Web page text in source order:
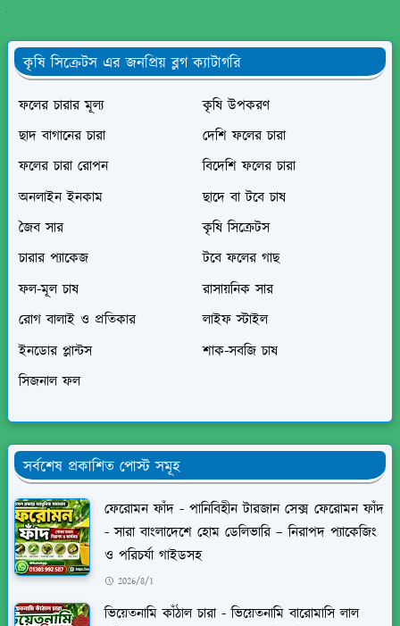
কৃষি সিক্রেটস এর জনপ্রিয় ব্লগ ক্যাটাগরি
ফলের চারার মূল্য
কৃষি উপকরণ
ছাদ বাগানের চারা
দেশি ফলের চারা
ফলের চারা রোপন
বিদেশি ফলের চারা
অনলাইন ইনকাম
ছাদে বা টবে চাষ
জৈব সার
কৃষি সিক্রেটস
চারার প্যাকেজ
টবে ফলের গাছ
ফল-মূল চাষ
রাসায়নিক সার
রোগ বালাই ও প্রতিকার
লাইফ স্টাইল
ইনডোর প্লান্টস
শাক-সবজি চাষ
সিজনাল ফল
সর্বশেষ প্রকাশিত পোস্ট সমূহ
ফেরোমন ফাঁদ - পানিবিহীন টারজান সেক্স ফেরোমন ফাঁদ
- সারা বাংলাদেশে হোম ডেলিভারি – নিরাপদ প্যাকেজিং
ও পরিচর্যা গাইডসহ
2026/8/1
ভিয়েতনামি কাঁঠাল চারা - ভিয়েতনামি বারোমাসি লাল